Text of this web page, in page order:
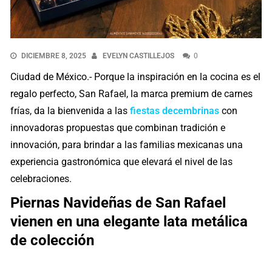
DICIEMBRE 8, 2025 EVELYN CASTILLEJOS 0
Ciudad de México.- Porque la inspiración en la cocina es el
regalo perfecto, San Rafael, la marca premium de carnes
frías, da la bienvenida a lasfiestas decembrinas con
innovadoras propuestas que combinan tradición e
innovación, para brindar a las familias mexicanas una
experiencia gastronómica que elevará el nivel de las
celebraciones.
Piernas Navideñas de San Rafael
vienen en una elegante lata metálica
de colección